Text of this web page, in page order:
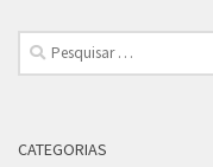
Pesquisar
por:
CATEGORIAS